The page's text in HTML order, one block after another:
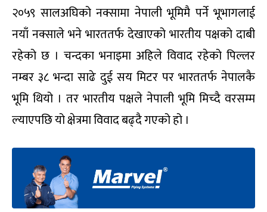
२०५९ सालअघिको नक्सामा नेपाली भूमिमै पर्ने भूभागलाई
नयाँ नक्साले भने भारततर्फ देखाएको भारतीय पक्षको दाबी
रहेको छ । चन्दका भनाइमा अहिले विवाद रहेको पिल्लर
नम्बर ३८ भन्दा साढे दुई सय मिटर पर भारततर्फ नेपालकै
भूमि थियो । तर भारतीय पक्षले नेपाली भूमि मिच्दै वरसम्म
ल्याएपछि यो क्षेत्रमा विवाद बढ्दै गएको हो ।